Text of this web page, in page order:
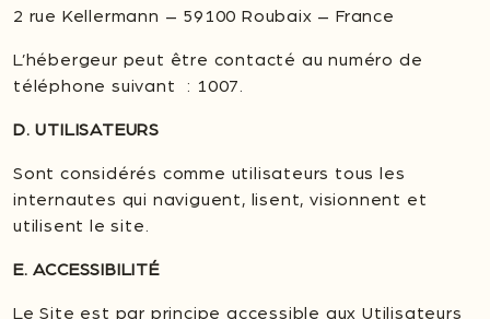
2 rue Kellermann – 59100 Roubaix – France
L’hébergeur peut être contacté au numéro de
téléphone suivant : 1007.
D. UTILISATEURS
Sont considérés comme utilisateurs tous les
internautes qui naviguent, lisent, visionnent et
utilisent le site.
E. ACCESSIBILITÉ
Le Site est par principe accessible aux Utilisateurs